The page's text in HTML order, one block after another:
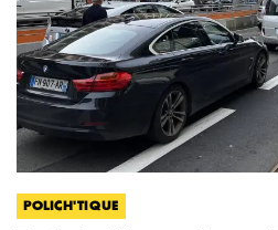
POLICH'TIQUE